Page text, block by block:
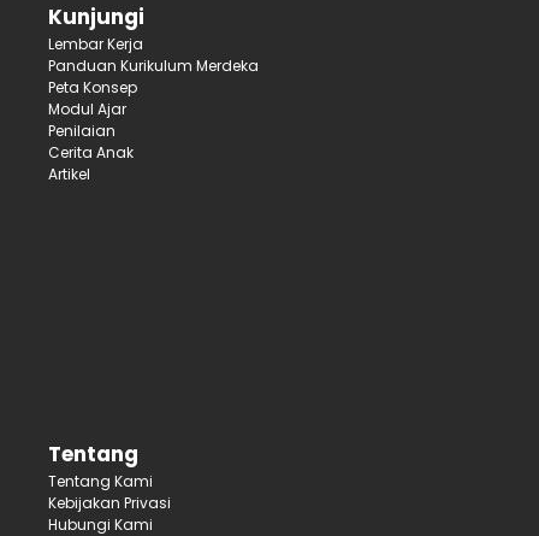
Kunjungi
Lembar Kerja
Panduan Kurikulum Merdeka
Peta Konsep
Modul Ajar
Penilaian
Cerita Anak
Artikel
Tentang
Tentang Kami
Kebijakan Privasi
Hubungi Kami